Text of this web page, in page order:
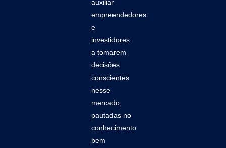
auxiliar
empreendedores
e
investidores
a tomarem
decisões
conscientes
nesse
mercado,
pautadas no
conhecimento
bem